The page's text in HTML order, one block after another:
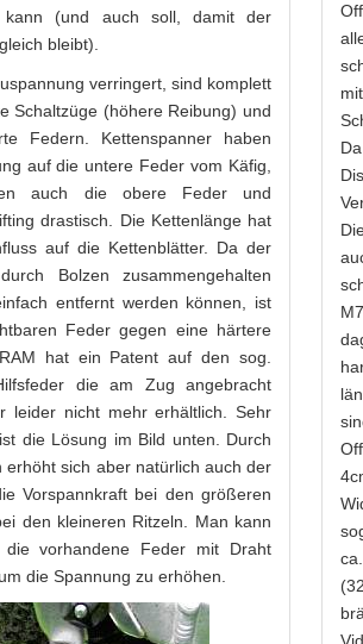
kann (und auch soll, damit der
bleibt).
verringert, sind komplett
Schaltzüge (höhere Reibung) und
Federn. Kettenspanner haben
auf die untere Feder vom Käfig,
auch die obere Feder und
drastisch. Die Kettenlänge hat
auf die Kettenblätter. Da der
Bolzen zusammengehalten
entfernt werden können, ist
Feder gegen eine härtere
hat ein Patent auf den sog.
die am Zug angebracht
leider nicht mehr erhältlich. Sehr
die Lösung im Bild unten. Durch
erhöht sich aber natürlich auch der
Vorspannkraft bei den größeren
den kleineren Ritzeln. Man kann
vorhandene Feder mit Draht
die Spannung zu erhöhen.